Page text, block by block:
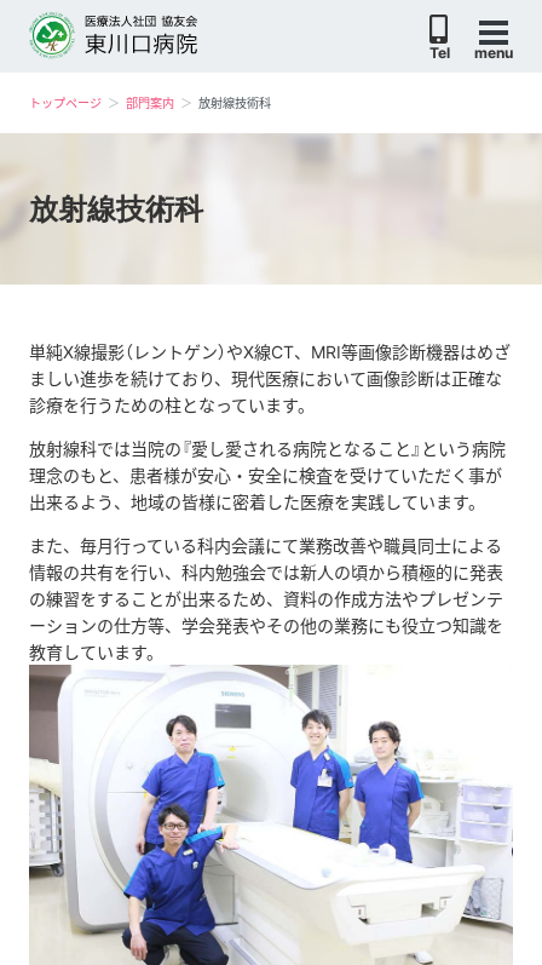
Tel menu
トップページ 部門案内 放射線技術科
放射線技術科
単純X線撮影（レントゲン）やX線CT、MRI等画像診断機器はめざ
ましい進歩を続けており、現代医療において画像診断は正確な
診療を行うための柱となっています。
放射線科では当院の『愛し愛される病院となること』という病院
理念のもと、患者様が安心・安全に検査を受けていただく事が
出来るよう、地域の皆様に密着した医療を実践しています。
また、毎月行っている科内会議にて業務改善や職員同士による
情報の共有を行い、科内勉強会では新人の頃から積極的に発表
の練習をすることが出来るため、資料の作成方法やプレゼンテ
ーションの仕方等、学会発表やその他の業務にも役立つ知識を
教育しています。